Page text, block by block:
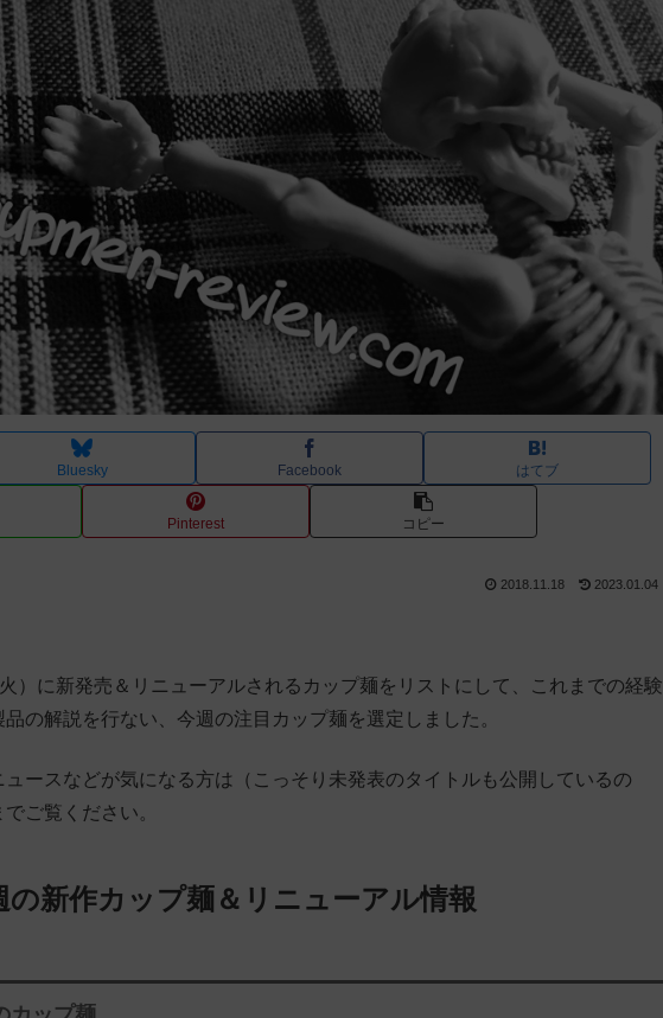
Bluesky Facebook はてブ
Pinterest コピー
2018.11.18 2023.01.04
）に新発売＆リニューアルされるカップ麺をリストにして、これまでの経験
の解説を行ない、今週の注目カップ麺を選定しました。
ースなどが気になる方は（こっそり未発表のタイトルも公開しているの
ご覧ください。
の新作カップ麺＆リニューアル情報